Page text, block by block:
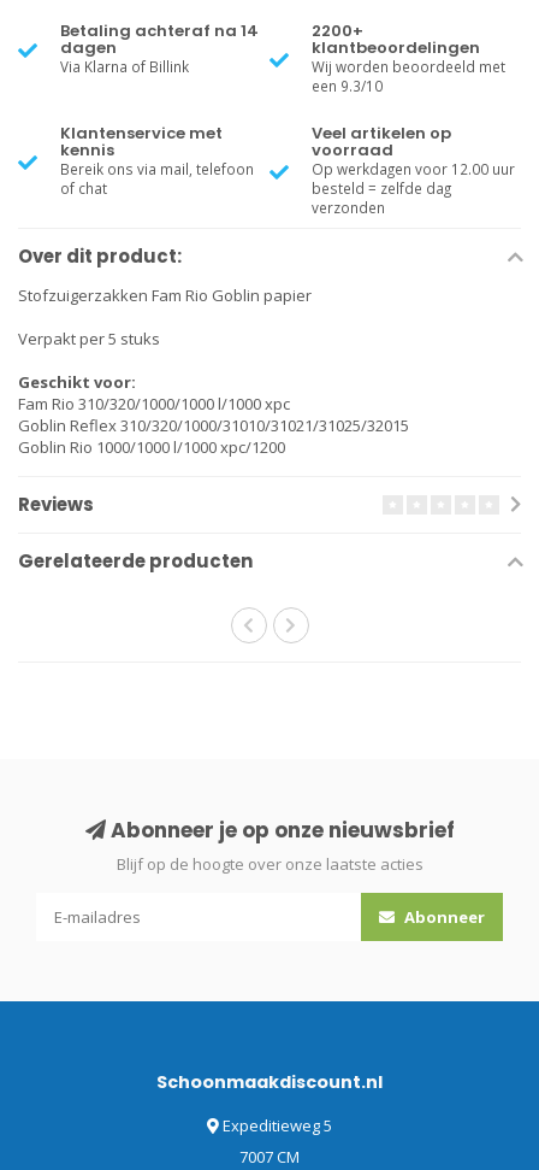
Betaling achteraf na 14
dagen
Via Klarna of Billink
2200+
klantbeoordelingen
Wij worden beoordeeld met
een 9.3/10
Klantenservice met
kennis
Bereik ons via mail, telefoon
of chat
Veel artikelen op
voorraad
Op werkdagen voor 12.00 uur
besteld = zelfde dag
verzonden
Over dit product:
Stofzuigerzakken Fam Rio Goblin papier
Verpakt per 5 stuks
Geschikt voor:
Fam Rio 310/320/1000/1000 l/1000 xpc
Goblin Reflex 310/320/1000/31010/31021/31025/32015
Goblin Rio 1000/1000 l/1000 xpc/1200
Reviews
Gerelateerde producten
Abonneer je op onze nieuwsbrief
Blijf op de hoogte over onze laatste acties
Abonneer
Schoonmaakdiscount.nl
Expeditieweg 5
7007 CM